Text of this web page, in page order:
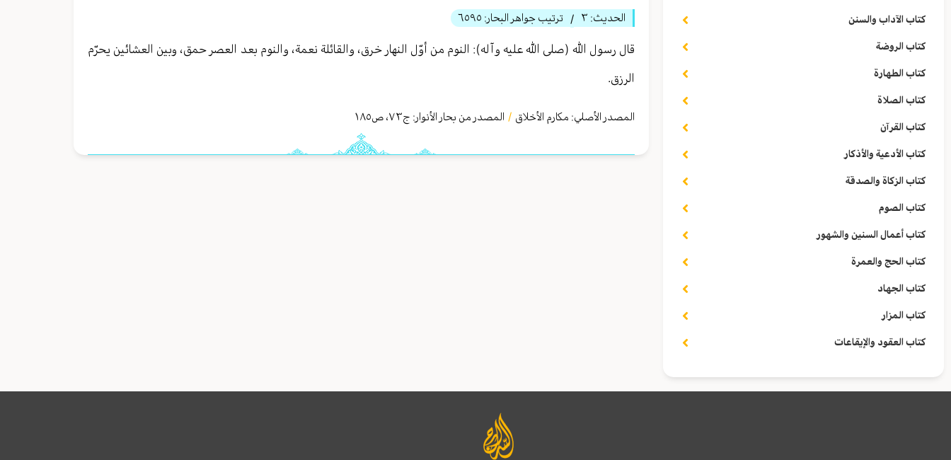
كتاب الآداب والسنن
كتاب الروضة
كتاب الطهارة
كتاب الصلاة
كتاب القرآن
كتاب الأدعية والأذكار
كتاب الزكاة والصدقة
كتاب الصوم
كتاب أعمال السنين والشهور
كتاب الحج والعمرة
كتاب الجهاد
كتاب المزار
كتاب العقود والإيقاعات
الحديث: ٣ / ترتيب جواهر البحار: ٦٥٩٥
قال رسول الله (صلى الله عليه وآله): النوم من أوّل النهار خرق، والقائلة نعمة، والنوم بعد العصر حمق، وبين العشائين يحرّم
الرزق.
المصدر الأصلي: مكارم الأخلاق / المصدر من بحار الأنوار: ج٧٣، ص١٨٥